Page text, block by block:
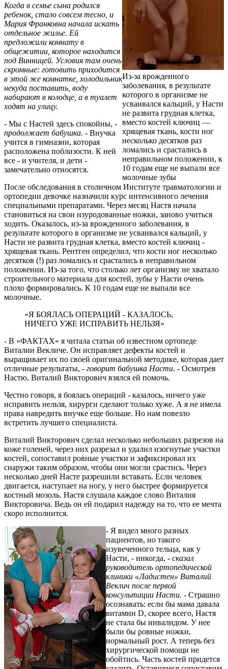
Из-за врожденного
заболевания, в результате
которого в организме не
усваивался кальций, у Насти
не развита грудная клетка,
вместо костей ключиц —
хрящевая ткань, кости ног
несколько десятков раз
ломались и срастались в
неправильном положении, к
10 годам еще не выпали все
молочные зубы
Когда в семье сына родился
ребенок, стало совсем тесно, и
Мария Франковна начала искать
отдельное жилье. Ей
предложили комнату в
общежитии, которое находится
под Винницей. Условия там очень
скромные: готовить приходится
в этой же комнатке, холодильник
некуда поставить, воду
набирают в колодце, а в туалет
ходят на улицу.
- Мы с Настей здесь спокойны, -
продолжает бабушка. - Внучка
учится в гимназии, которая
расположена поблизости. К ней
все - и учителя, и дети -
замечательно относятся.
После обследования в столичном Институте травматологии и
ортопедии девочке назначили курс интенсивного лечения
специальными препаратами. Через месяц Настя начала
становиться на свои изуродованные ножки, заново учиться
ходить. Оказалось, из-за врожденного заболевания, в
результате которого в организме не усваивался кальций, у
Насти не развита грудная клетка, вместо костей ключиц -
хрящевая ткань. Рентген определил, что кости ног несколько
десятков (!) раз ломались и срастались в неправильном
положении. Из-за того, что столько лет организму не хватало
строительного материала для костей, зубы у Насти очень
плохо формировались. К 10 годам еще не выпали все
молочные.
«Я БОЯЛАСЬ ОПЕРАЦИЙ - КАЗАЛОСЬ,
НИЧЕГО УЖЕ ИСПРАВИТЬ НЕЛЬЗЯ»
- В «ФАКТАХ» я читала статьи об известном ортопеде
Виталии Векличе. Он исправляет дефекты костей и
выращивает их по своей оригинальной методике, которая дает
отличные результаты, - говорит бабушка Насти. - Осмотрев
Настю, Виталий Викторович взялся ей помочь.
Честно говоря, я боялась операций - казалось, ничего уже
исправить нельзя, хирурги сделают только хуже. А я не имела
права навредить внучке еще больше. Но нам повезло
встретить лучшего специалиста.
Виталий Викторович сделал несколько небольших разрезов на
коже голеней, через них разрезал и удалил изогнутые участки
костей, сопоставил ровные участки и зафиксировал их
снаружи таким образом, чтобы они могли срастись. Через
несколько дней Насте разрешили вставать. Если человек
двигается, наступает на ногу, у него быстрее формируется
костный мозоль. Настя слушала каждое слово Виталия
Викторовича. Ведь он ей подарил надежду на то, что ее мечта
скоро исполнится.
- Я видел много разных
пациентов, но такого
изувеченного тельца, как у
Насти, - никогда, - сказал
руководитель ортопедической
клиники «Ладистен» Виталий
Веклич после первой
консультации Насти. - Страшно
осознавать: если бы мама давала
витамин D, скорее всего, Настя
не стала бы инвалидом. У нее
были бы ровные ножки,
нормальный рост. А теперь без
хирургической помощи не
обойтись. Часть костей придется